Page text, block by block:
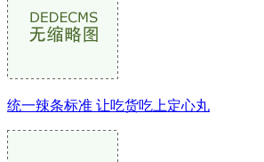
统一辣条标准 让吃货吃上定心丸